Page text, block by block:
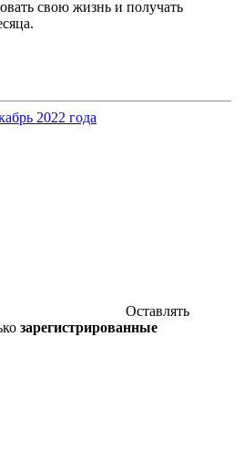
свою жизнь и получать
2022 года
Оставлять
зарегистрированные